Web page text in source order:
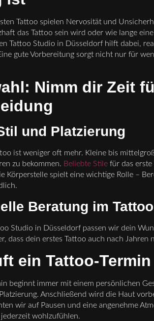
Tattoo spielen Nervosität und
das Tattoo sein wird oder wie lange
Tattoo Studio in Düsseldorf hilft dabei,
gute Vorbereitung sorgt nicht nur für
Nimm dir Zeit
und Platzierung
ist weniger oft mehr. Kleine bis
zu bekommen. Beliebte Stile für das
Körperstelle spielt eine wichtige Rolle –
Beratung im
Studio in Düsseldorf passen wir dein
dass dein erstes Tattoo auch nach Jahren
ein Tattoo-
beginnt immer mit einem persönlichen
Anschließend wird die Haut
wir auf Pausen und eine angenehme
wohlzufühlen.